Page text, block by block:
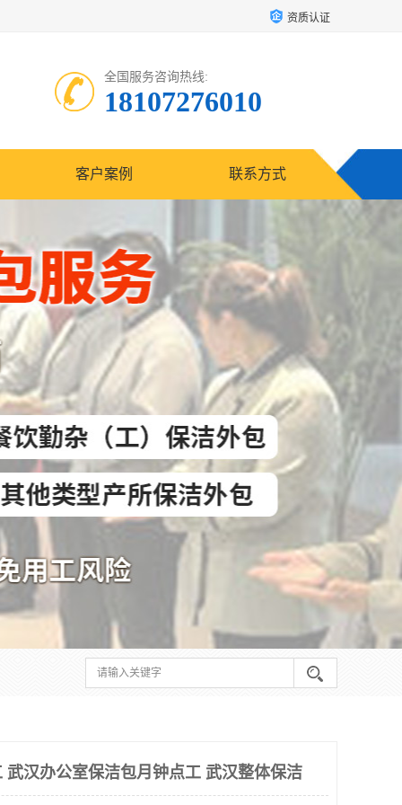
资质认证
全国服务咨询热线:
18107276010
客户案例 联系方式
武汉办公室保洁包月钟点工 武汉整体保洁